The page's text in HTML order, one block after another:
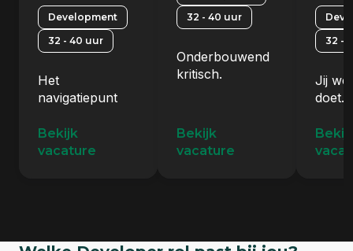
Development
32 - 40 uur
Het
navigatiepunt
Arcadians
Bekijk
vacature
32 - 40 uur
Onderbouwend
kritisch.
Bekijk
vacature
32 -
Jij
doet.